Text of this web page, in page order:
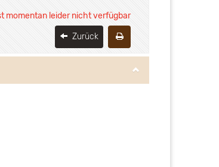
momentan leider nicht verfügbar
Zurück